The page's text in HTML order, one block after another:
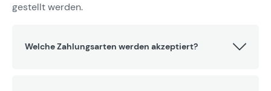
gestellt werden.
Welche Zahlungsarten werden akzeptiert?